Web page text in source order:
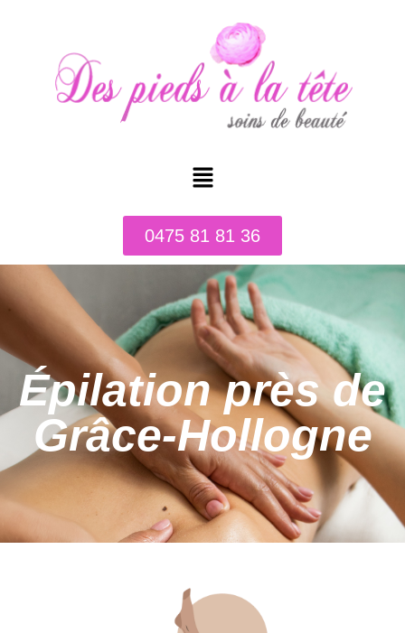
0475 81 81 36
Épilation près de
Grâce‑Hollogne